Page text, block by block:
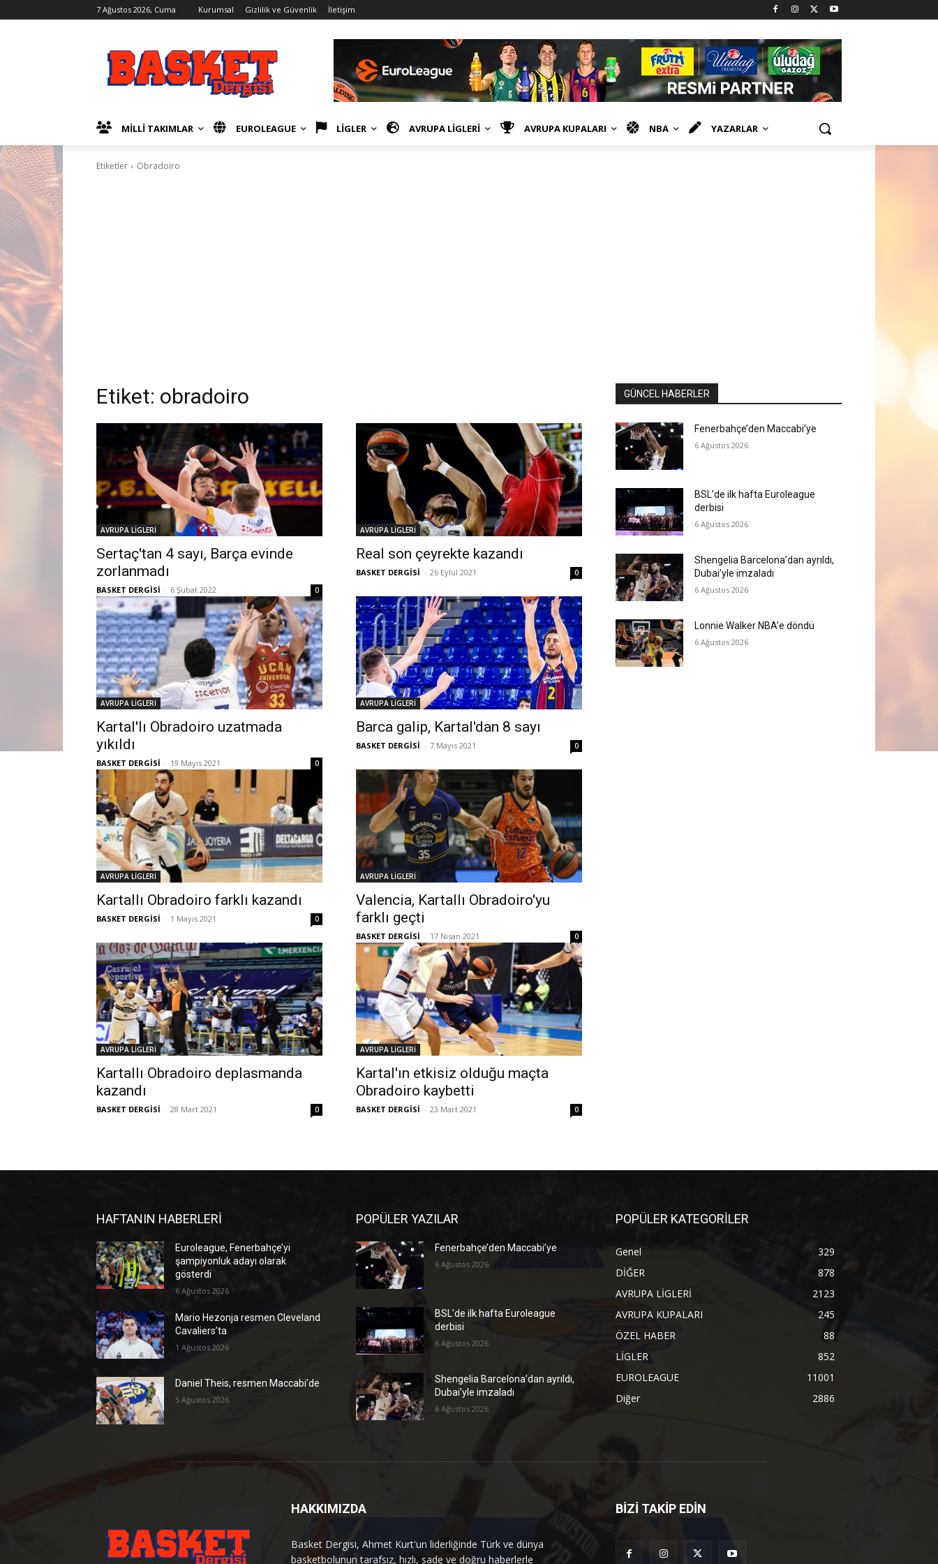
7 Ağustos 2026, Cuma Kurumsal Gizlilik ve Güvenlik İletişim
MİLLİ TAKIMLAR EUROLEAGUE LİGLER AVRUPA LİGLERİ AVRUPA KUPALARI NBA YAZARLAR
Etiketler Obradoiro
Etiket: obradoiro
AVRUPA LİGLERİ
Sertaç'tan 4 sayı, Barça evinde
zorlanmadı
BASKET DERGİSİ - 6 Şubat 2022 0
AVRUPA LİGLERİ
Real son çeyrekte kazandı
BASKET DERGİSİ - 26 Eylül 2021 0
AVRUPA LİGLERİ
Kartal'lı Obradoiro uzatmada
yıkıldı
BASKET DERGİSİ - 19 Mayıs 2021 0
AVRUPA LİGLERİ
Barca galip, Kartal'dan 8 sayı
BASKET DERGİSİ - 7 Mayıs 2021 0
AVRUPA LİGLERİ
Kartallı Obradoiro farklı kazandı
BASKET DERGİSİ - 1 Mayıs 2021 0
AVRUPA LİGLERİ
Valencia, Kartallı Obradoiro'yu
farklı geçti
BASKET DERGİSİ - 17 Nisan 2021 0
AVRUPA LİGLERİ
Kartallı Obradoiro deplasmanda
kazandı
BASKET DERGİSİ - 28 Mart 2021 0
AVRUPA LİGLERİ
Kartal'ın etkisiz olduğu maçta
Obradoiro kaybetti
BASKET DERGİSİ - 23 Mart 2021 0
GÜNCEL HABERLER
Fenerbahçe’den Maccabi’ye
6 Ağustos 2026
BSL’de ilk hafta Euroleague
derbisi
6 Ağustos 2026
Shengelia Barcelona’dan ayrıldı,
Dubai’yle imzaladı
6 Ağustos 2026
Lonnie Walker NBA’e döndü
6 Ağustos 2026
HAFTANIN HABERLERİ
Euroleague, Fenerbahçe’yi
şampiyonluk adayı olarak
gösterdi
6 Ağustos 2026
Mario Hezonja resmen Cleveland
Cavaliers’ta
1 Ağustos 2026
Daniel Theis, resmen Maccabi’de
5 Ağustos 2026
POPÜLER YAZILAR
Fenerbahçe’den Maccabi’ye
6 Ağustos 2026
BSL’de ilk hafta Euroleague
derbisi
6 Ağustos 2026
Shengelia Barcelona’dan ayrıldı,
Dubai’yle imzaladı
6 Ağustos 2026
POPÜLER KATEGORİLER
Genel
329
DİĞER
878
AVRUPA LİGLERİ
2123
AVRUPA KUPALARI
245
ÖZEL HABER
88
LİGLER
852
EUROLEAGUE
11001
Diğer
2886
HAKKIMIZDA
Basket Dergisi, Ahmet Kurt'un liderliğinde Türk ve dünya
basketbolunun tarafsız, hızlı, sade ve doğru haberlerle
BİZİ TAKİP EDİN